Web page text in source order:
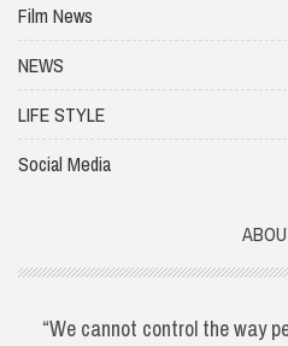
Film News
NEWS
LIFE STYLE
Social Media
“We cannot control the way